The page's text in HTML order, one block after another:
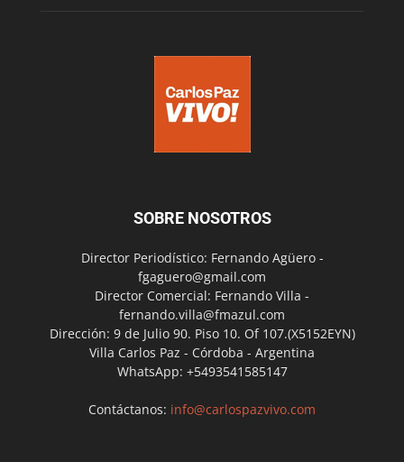
SOBRE NOSOTROS
Director Periodístico: Fernando Agüero -
fgaguero@gmail.com
Director Comercial: Fernando Villa -
fernando.villa@fmazul.com
Dirección: 9 de Julio 90. Piso 10. Of 107.(X5152EYN)
Villa Carlos Paz - Córdoba - Argentina
WhatsApp: +5493541585147
Contáctanos: info@carlospazvivo.com